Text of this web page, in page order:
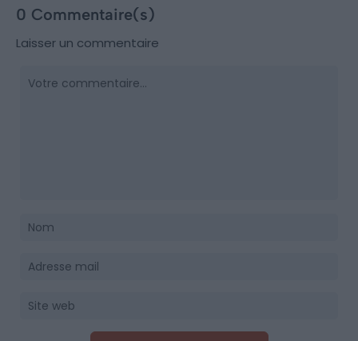
0 Commentaire(s)
Laisser un commentaire